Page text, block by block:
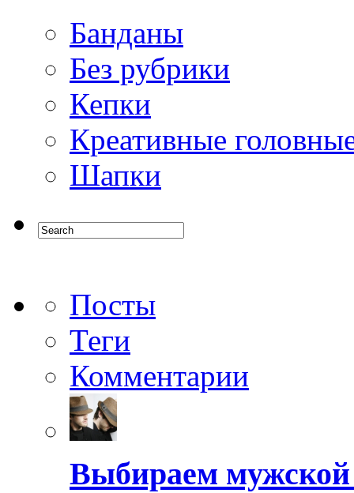
Банданы
Без рубрики
Кепки
Креативные
Шапки
Посты
Теги
Комментарии
Выбираем мужской